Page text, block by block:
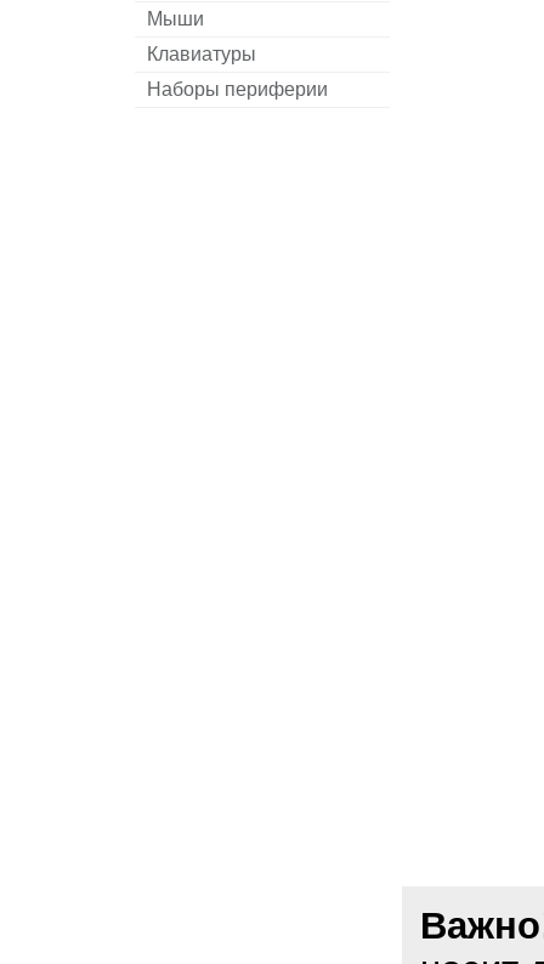
Мыши
Клавиатуры
Наборы периферии